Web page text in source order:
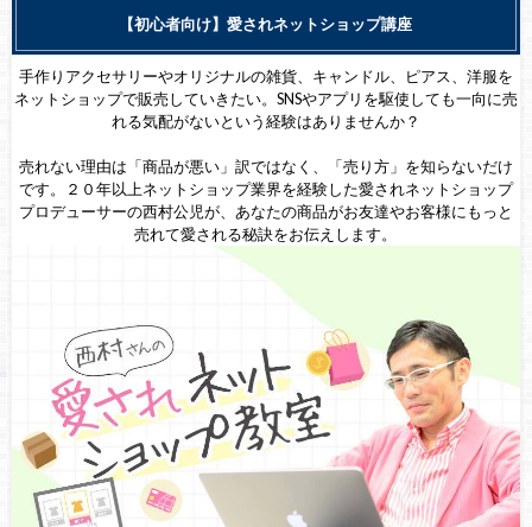
【初心者向け】愛されネットショップ講座
手作りアクセサリーやオリジナルの雑貨、キャンドル、ピアス、洋服を
ネットショップで販売していきたい。SNSやアプリを駆使しても一向に売
れる気配がないという経験はありませんか？
売れない理由は「商品が悪い」訳ではなく、「売り方」を知らないだけ
です。２０年以上ネットショップ業界を経験した愛されネットショップ
プロデューサーの西村公児が、あなたの商品がお友達やお客様にもっと
売れて愛される秘訣をお伝えします。